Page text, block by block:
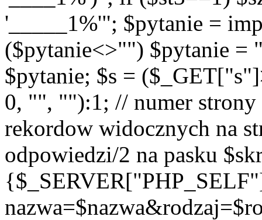
'_____1%'"; $pytanie =
($pytanie<>"") $pytanie =
$pytanie; $s =
0, "", ""):1; // numer
rekordow widocznych na
odpowiedzi/2 na pasku